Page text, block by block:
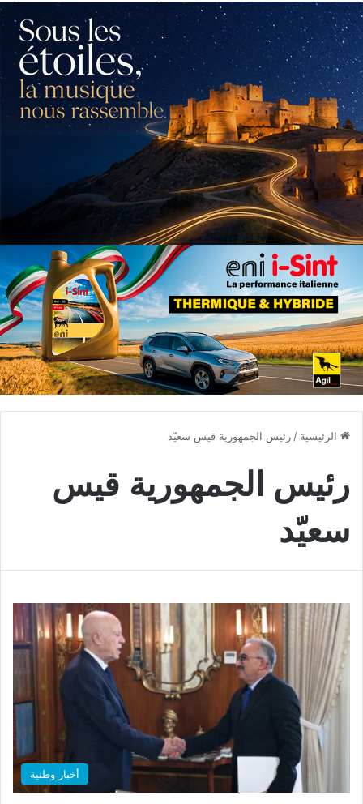
الرئيسية / رئيس الجمهورية قيس سعيّد
رئيس الجمهورية قيس
سعيّد
أخبار وطنية